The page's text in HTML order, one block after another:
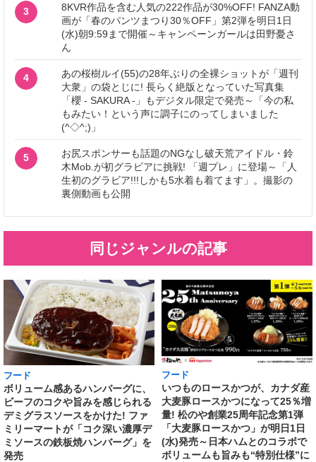
3
8KVR作品を含む人気の222作品が30%OFF! FANZA動
画が「春のパンツまつり30％OFF」第2弾を明日1日
(水)朝9:59まで開催～キャンペーンガールは田野憂さ
ん
4
あの桜樹ルイ(55)の28年ぶりの全裸ショットが「週刊
大衆」の袋とじに! 長らく絶版となっていた写真集
「櫻 - SAKURA -」もデジタル限定で発売～「今の私
もみたい！という声に調子にのってしまいました
(^◇^;)」
5
お尻スポンサーも話題のNGなし破天荒アイドル・鈴
木Mob.が初グラビアに挑戦! 「週プレ」に登場～「人
生初のグラビア!!!しかも5水着も着てます」。撮影の
裏側動画も公開
同じジャンルの記事
フード
ボリューム感あるハンバーグに、
ビーフのコクや旨みを感じられる
デミグラスソースをかけた! ファ
ミリーマートが「コク深い濃厚デ
ミソースの鉄板焼ハンバーグ」を
発売
フード
いつものロースかつが、カナダ産
大麦豚ロースかつになって25％増
量! 松のや創業25周年記念第1弾
「大麦豚ロースかつ」が明日1日
(水)発売～日本ハムとのコラボで
ボリュームも旨みも“特別仕様”に